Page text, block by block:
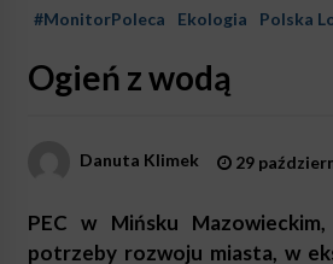
#MonitorPoleca Ekologia Polska
Ogień z wodą
Danuta Klimek 29
PEC w Mińsku
potrzeby rozwoju miasta, w